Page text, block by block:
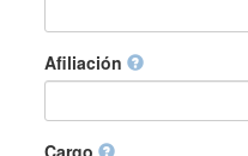
Afiliación
Cargo